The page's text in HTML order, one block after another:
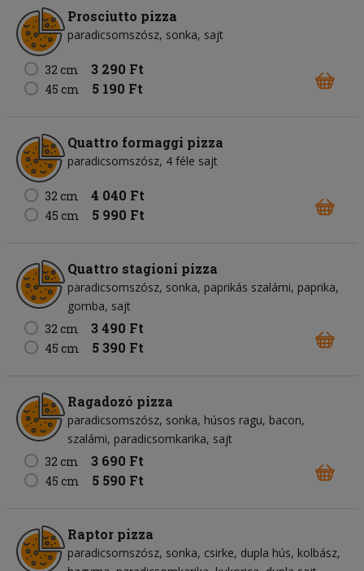
Prosciutto pizza
paradicsomszósz sonka sajt
32 cm 3 290 Ft
45 cm 5 190 Ft
Quattro formaggi pizza
paradicsomszósz 4 féle sajt
32 cm 4 040 Ft
45 cm 5 990 Ft
Quattro stagioni pizza
paradicsomszósz sonka paprikás szalámi paprika
gomba sajt
32 cm
3 490 Ft
45 cm 5 390 Ft
Ragadozó pizza
paradicsomszósz sonka húsos ragu bacon
szalámi paradicsomkarika sajt
32 cm
3 690 Ft
45 cm 5 590 Ft
Raptor pizza
paradicsomszósz sonka csirke dupla hús kolbász